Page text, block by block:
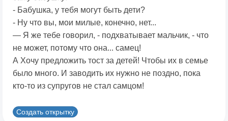
- Бабушка, у тебя могут быть дети?
- Ну что вы, мои милые, конечно, нет...
— Я же тебе говорил, - подхватывает мальчик, - что
не может, потому что она... самец!
А Хочу предложить тост за детей! Чтобы их в семье
было много. И заводить их нужно не поздно, пока
кто-то из супругов не стал самцом!
Создать открытку